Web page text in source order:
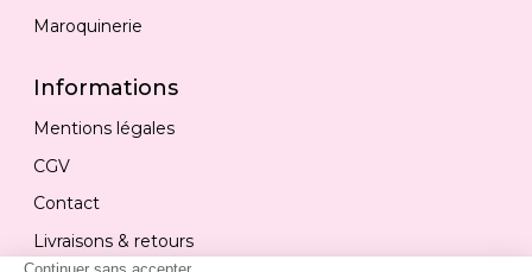
Maroquinerie
Informations
Mentions légales
CGV
Contact
Livraisons & retours